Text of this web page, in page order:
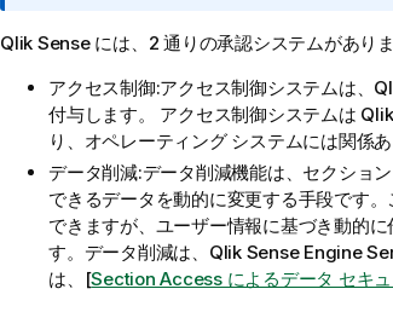
Qlik Senseには、2 通りの承認システムがありま
アクセス制御:アクセス制御システムは、
付与します。 アクセス制御システムは
り、オペレーティング システムには関係あ
データ削減:データ削減機能は、セクショ
できるデータを動的に変更する手段です
できますが、ユーザー情報に基づき動的
す。データ削減は、 Qlik Sense Engine
は、[Section Access によるデータ セキ